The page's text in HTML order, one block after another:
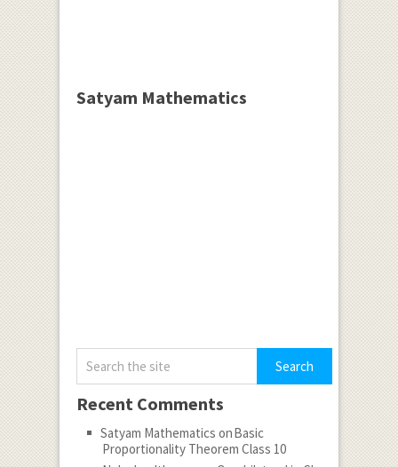
Satyam Mathematics
Recent Comments
Satyam Mathematics onBasic
Proportionality Theorem Class 10